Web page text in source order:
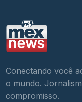
Conectando você
o mundo.
compromisso.